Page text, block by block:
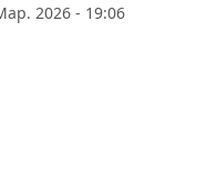
2026 - 19:06